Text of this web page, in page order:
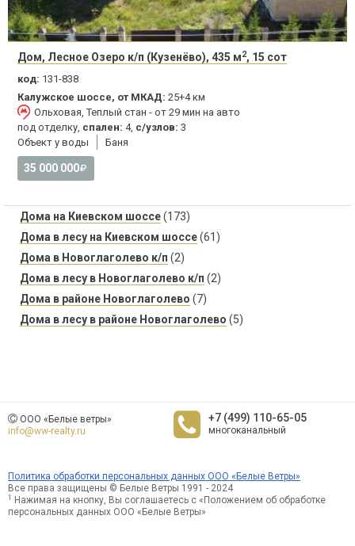
Дом, Лесное Озеро к/п (Кузенёво), 435 м2, 15 сот
код: 131-838
Калужское шоссе, от МКАД: 25+4 км
Ольховая, Теплый стан - от 29 мин на авто
под отделку, спален: 4, с/узлов: 3
Объект у воды
Баня
35 000 000
Дома на Киевском шоссе(173)
Дома в лесу на Киевском шоссе(61)
Дома в Новоглаголево к/п (2)
Дома в лесу в Новоглаголево к/п (2)
Дома в районе Новоглаголево (7)
Дома в лесу в районе Новоглаголево (5)
ООО «Белые ветры»
info@ww-realty.ru
+7 (499) 110-65-05
многоканальный
Политика обработки персональных данных ООО «Белые Ветры»
Все права защищены © Белые Ветры 1991 - 2024
1
Нажимая на кнопку, Вы соглашаетесь с «Положением об обработке
персональных данных ООО «Белые Ветры»